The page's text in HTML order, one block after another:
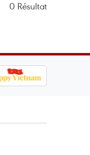
0 Résultat